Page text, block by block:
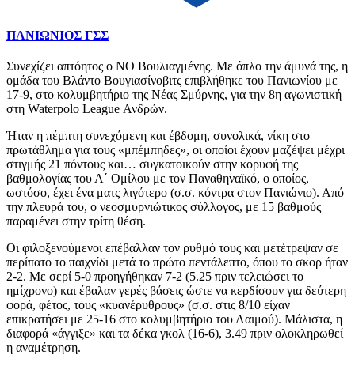
ΠΑΝΙΩΝΙΟΣ ΓΣΣ
Συνεχίζει απτόητος ο ΝΟ Βουλιαγμένης. Με όπλο την άμυνά της, η
ομάδα του Βλάντο Βουγιασίνοβιτς επιβλήθηκε του Πανιωνίου με
17-9, στο κολυμβητήριο της Νέας Σμύρνης, για την 8η αγωνιστική
στη Waterpolo League Ανδρών.
Ήταν η πέμπτη συνεχόμενη και έβδομη, συνολικά, νίκη στο
πρωτάθλημα για τους «μπέμπηδες», οι οποίοι έχουν μαζέψει μέχρι
στιγμής 21 πόντους και… συγκατοικούν στην κορυφή της
βαθμολογίας του Α΄ Ομίλου με τον Παναθηναϊκό, ο οποίος,
ωστόσο, έχει ένα ματς λιγότερο (σ.σ. κόντρα στον Πανιώνιο). Από
την πλευρά του, ο νεοσμυρνιώτικος σύλλογος, με 15 βαθμούς
παραμένει στην τρίτη θέση.
Οι φιλοξενούμενοι επέβαλλαν τον ρυθμό τους και μετέτρεψαν σε
περίπατο το παιχνίδι μετά το πρώτο πεντάλεπτο, όπου το σκορ ήταν
2-2. Με σερί 5-0 προηγήθηκαν 7-2 (5.25 πριν τελειώσει το
ημίχρονο) και έβαλαν γερές βάσεις ώστε να κερδίσουν για δεύτερη
φορά, φέτος, τους «κυανέρυθρους» (σ.σ. στις 8/10 είχαν
επικρατήσει με 25-16 στο κολυμβητήριο του Λαιμού). Μάλιστα, η
διαφορά «άγγιξε» και τα δέκα γκολ (16-6), 3.49 πριν ολοκληρωθεί
η αναμέτρηση.